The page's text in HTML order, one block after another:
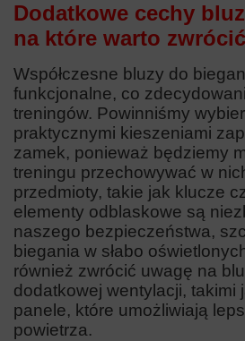
Dodatkowe cechy
na które warto
Współczesne bluzy do
funkcjonalne, co
treningów. Powinniśmy
praktycznymi kieszeniami
zamek, ponieważ będziemy
treningu przechowywać w
przedmioty, takie jak klucze
elementy odblaskowe są
naszego bezpieczeństwa,
biegania w słabo
również zwrócić uwagę na
dodatkowej wentylacji, takimi
panele, które umożliwiają
powietrza.